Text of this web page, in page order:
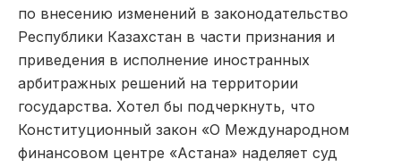
по внесению изменений в законодательство
Республики Казахстан в части признания и
приведения в исполнение иностранных
арбитражных решений на территории
государства. Хотел бы подчеркнуть, что
Конституционный закон «О Международном
финансовом центре «Астана» наделяет суд